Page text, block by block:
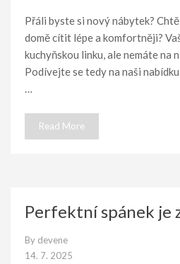
Přáli byste si nový nábytek?
domě cítit lépe a komfortněji?
kuchyňskou linku, ale nemáte na
Podívejte se tedy na naši
…
Read More
Perfektní spánek je
By devene
14. 7. 2025